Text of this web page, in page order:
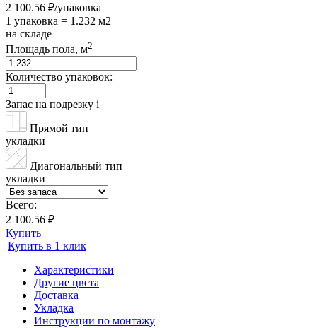
2 100.56 ₽/упаковка
1 упаковка = 1.232 м2
на складе
Площадь пола, м2
Количество упаковок:
Запас на подрезку i
Прямой тип
укладки
Диагональный тип
укладки
Всего:
2 100.56 ₽
Купить
Купить в 1 клик
Характеристики
Другие цвета
Доставка
Укладка
Инструкции по монтажу